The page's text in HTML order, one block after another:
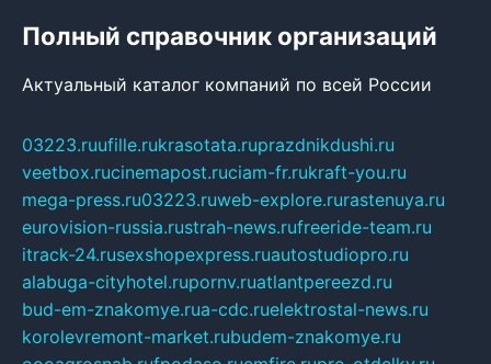
Полный справочник организаций
Актуальный каталог компаний по всей России
03223.ruufille.rukrasotata.ruprazdnikdushi.ru
veetbox.rucinemapost.ruciam-fr.rukraft-you.ru
mega-press.ru03223.ruweb-explore.rurastenuya.ru
eurovision-russia.rustrah-news.rufreeride-team.ru
itrack-24.rusexshopexpress.ruautostudiopro.ru
alabuga-cityhotel.rupornv.ruatlantpereezd.ru
bud-em-znakomye.rua-cdc.ruelektrostal-news.ru
korolevremont-market.rubudem-znakomye.ru